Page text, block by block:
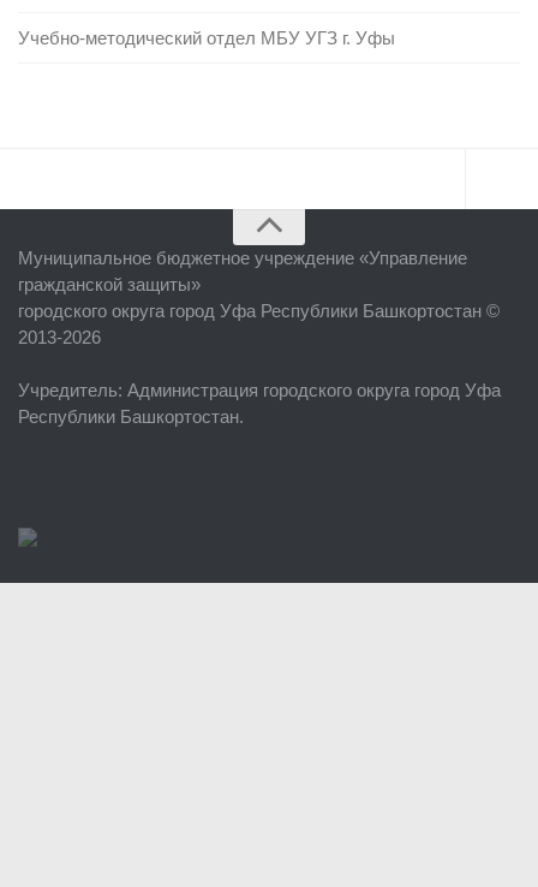
Учебно-методический отдел МБУ УГЗ г. Уфы
Об учреждении
Руководство
Районные УГЗ
Муниципальное бюджетное учреждение «Управление
гражданской защиты»
городского округа город Уфа Республики Башкортостан ©
2013-2026
Учредитель: Администрация городского округа город Уфа
Республики Башкортостан.